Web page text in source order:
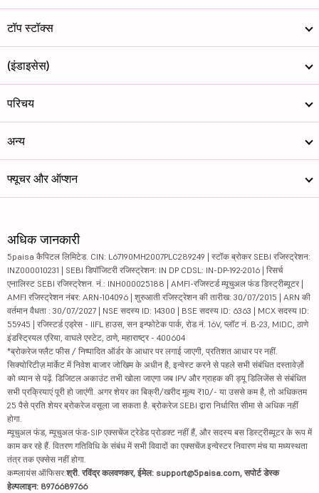
टॉप स्टॉक्स
(इंडाइसेस)
परिचय
अन्य
फ्यूचर और ऑप्शन
अधिक जानकारी
5paisa कैपिटल लिमिटेड. CIN: L67190MH2007PLC289249 | स्टॉक ब्रोकर SEBI रजिस्ट्रेशन:
INZ000010231 | SEBI डिपॉजिटरी रजिस्ट्रेशन: IN DP CDSL: IN-DP-192-2016 | रिसर्च
एनालिस्ट SEBI रजिस्ट्रेशन. नं.: INH000025188 | AMFI-रजिस्टर्ड म्यूचुअल फंड डिस्ट्रीब्यूटर |
AMFI रजिस्ट्रेशन नंबर: ARN-104096 | शुरुआती रजिस्ट्रेशन की तारीख: 30/07/2015 | ARN की
वर्तमान वैधता : 30/07/2027 | NSE सदस्य ID: 14300 | BSE सदस्य ID: 6363 | MCX सदस्य ID:
55945 | रजिस्टर्ड एड्रेस - IIFL हाउस, सन इन्फोटेक पार्क, रोड नं. 16V, प्लॉट नं. B-23, MIDC, ठाणे
इंडस्ट्रियल एरिया, वाघले एस्टेट, ठाणे, महाराष्ट्र - 400604
*ब्रोकरेज फ्लैट फीस / निष्पादित ऑर्डर के आधार पर लगाई जाएगी, प्रतिशत आधार पर नहीं.
सिक्योरिटीज़ मार्केट में निवेश बाजार जोखिम के अधीन है, इन्वेस्ट करने से पहले सभी संबंधित दस्तावेज़ों
को ध्यान से पढ़ें. डिजिटल अकाउंट तभी खोला जाएगा जब IPV और ग्राहक की ड्यू डिलिजेंस से संबंधित
सभी प्रक्रियाएं पूरी हो जाएंगी. अगर शेयर का बिक्री/खरीद मूल्य ₹10/- या उससे कम है, तो अधिकतम
25 पैसे प्रति शेयर ब्रोकरेज वसूला जा सकता है. ब्रोकरेज SEBI द्वारा निर्धारित सीमा से अधिक नहीं
होगा.
म्यूचुअल फंड, म्यूचुअल फंड-SIP एक्सचेंज ट्रेडेड प्रोडक्ट नहीं हैं, और सदस्य बस डिस्ट्रीब्यूटर के रूप में
काम कर रहे हैं. वितरण गतिविधि के संबंध में सभी विवादों का एक्सचेंज इन्वेस्टर निवारण मंच या मध्यस्थता
तंत्र तक एक्सेस नहीं होगा.
कम्प्लायंस ऑफिसर:श्री. रविंद्र कलवणकर, ईमेल: support@5paisa.com, सपोर्ट डेस्क
हेल्पलाइन: 8976689766